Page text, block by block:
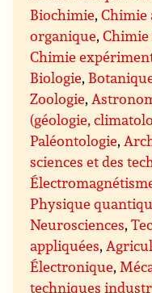
Biochimie,Chimie
organique,
Chimie
Biologie,
Zoologie,
(géologie,
Paléontologie,
sciences et des
Physique
Neurosciences,
appliquées,
Électronique,
techniques